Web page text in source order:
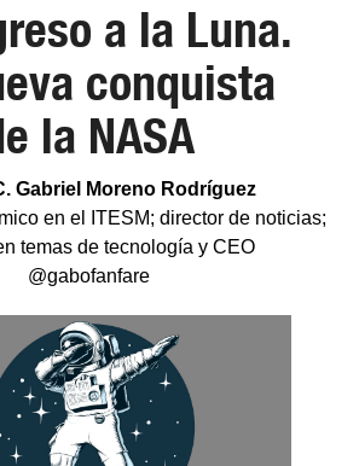
a la Luna.
conquista
la NASA
Gabriel Moreno Rodríguez
en el ITESM; director de noticias;
temas de tecnología y CEO
@gabofanfare